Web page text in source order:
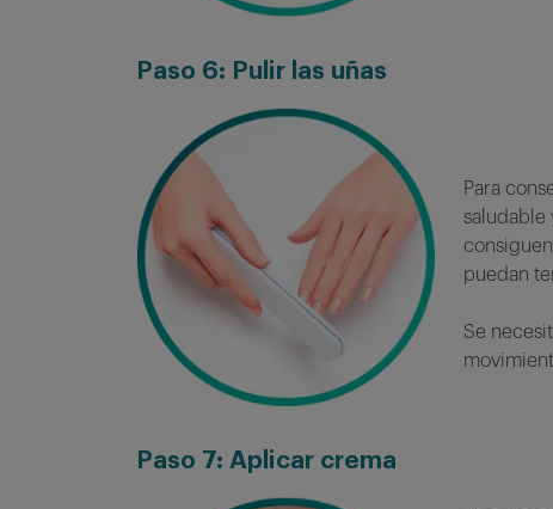
Paso 6: Pulir las uñas
Para
saludable
puedan
Se
Paso 7: Aplicar crema